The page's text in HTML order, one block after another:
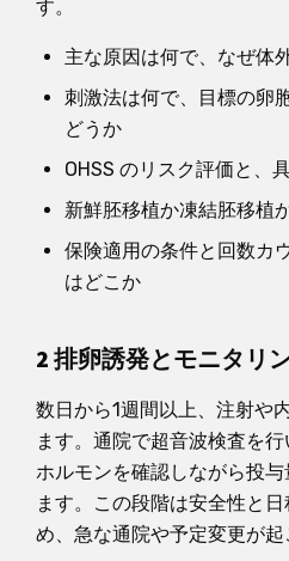
す。
主な原因は何で、なぜ体
刺激法は何で、目標の卵
どうか
OHSS のリスク評価と、
新鮮胚移植か凍結胚移植
保険適用の条件と回数カ
はどこか
2 排卵誘発とモニタリ
数日から1週間以上、注射や
ます。通院で超音波検査を
ホルモンを確認しながら投
ます。この段階は安全性と
め、急な通院や予定変更が起